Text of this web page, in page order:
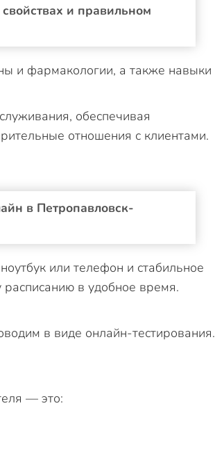
и правильном
и фармакологии, а также навыки
обеспечивая
отношения с клиентами.
в Петропавловск-
или телефон и стабильное
в удобное время.
в виде онлайн-тестирования.
— это: